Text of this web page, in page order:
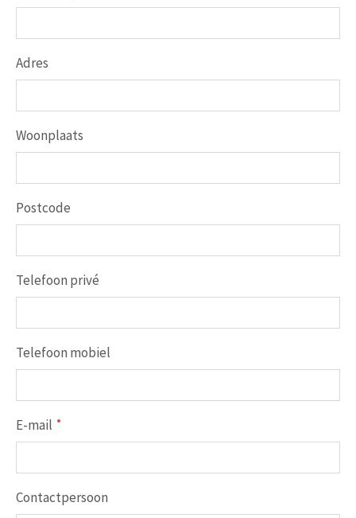
Adres
Woonplaats
Postcode
Telefoon privé
Telefoon mobiel
E-mail
Contactpersoon